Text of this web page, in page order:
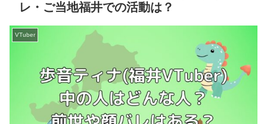
レ・ご当地福井での活動は？
VTuber